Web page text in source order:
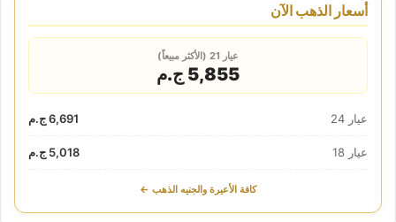
أسعار الذهب الآن
عيار 21 (الأكثر مبيعاً)
5,855 ج.م
عيار 24 6,691 ج.م
عيار 18 5,018 ج.م
كافة الأعيرة والجنيه الذهب ←